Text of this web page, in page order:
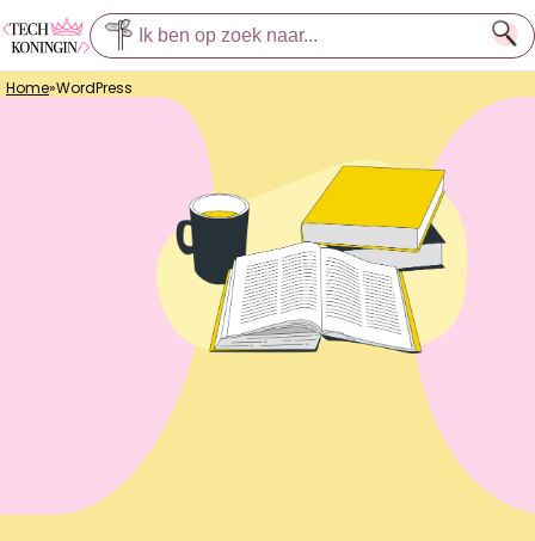
Home»WordPress